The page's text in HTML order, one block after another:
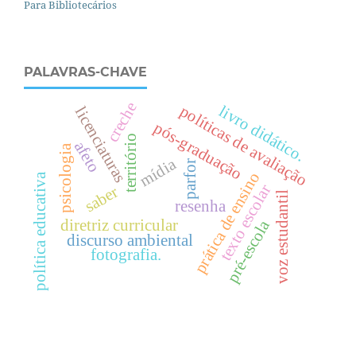
Para Bibliotecários
PALAVRAS-CHAVE
resenha
território
diretriz curricular prática de ensino
texto escolar
políticas de avaliação
pós-graduação
saber
política educativa discurso ambiental
mídia
livro didático.
licenciaturas parfor
voz estudantil
pré-escola
creche
psicologia
fotografia.
afeto